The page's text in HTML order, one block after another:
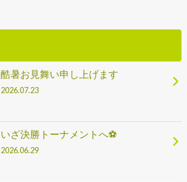
酷暑お見舞い申し上げます
2026.07.23
いざ決勝トーナメントへ⚽
2026.06.29